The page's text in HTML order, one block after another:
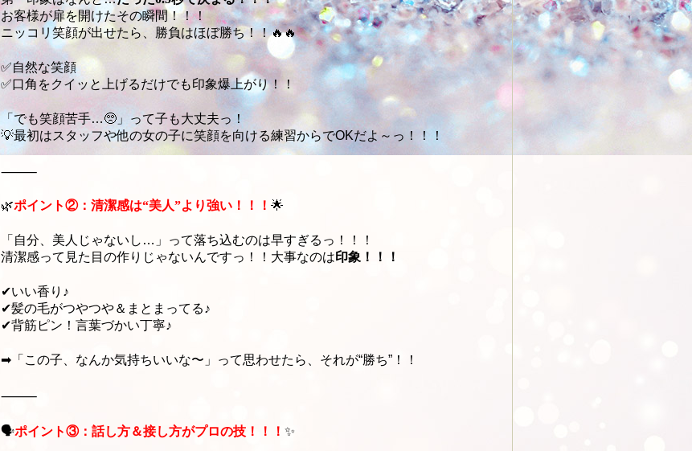
お客様が扉を開けたその瞬間！！！
ニッコリ笑顔が出せたら、勝負はほぼ勝ち！！🔥🔥
✅自然な笑顔
✅口角をクイッと上げるだけでも印象爆上がり！！
「でも笑顔苦手…🥺」って子も大丈夫っ！
💡最初はスタッフや他の女の子に笑顔を向ける練習からでOKだよ～っ！！！
⸻
🌿ポイント②：清潔感は“美人”より強い！！！ 🌟
「自分、美人じゃないし…」って落ち込むのは早すぎるっ！！！
清潔感って見た目の作りじゃないんですっ！！大事なのは印象！！！
✔いい香り♪
✔髪の毛がつやつや＆まとまってる♪
✔背筋ピン！言葉づかい丁寧♪
➡「この子、なんか気持ちいいな〜」って思わせたら、それが“勝ち”！！
⸻
🗣️ポイント③：話し方＆接し方がプロの技！！！ ✨